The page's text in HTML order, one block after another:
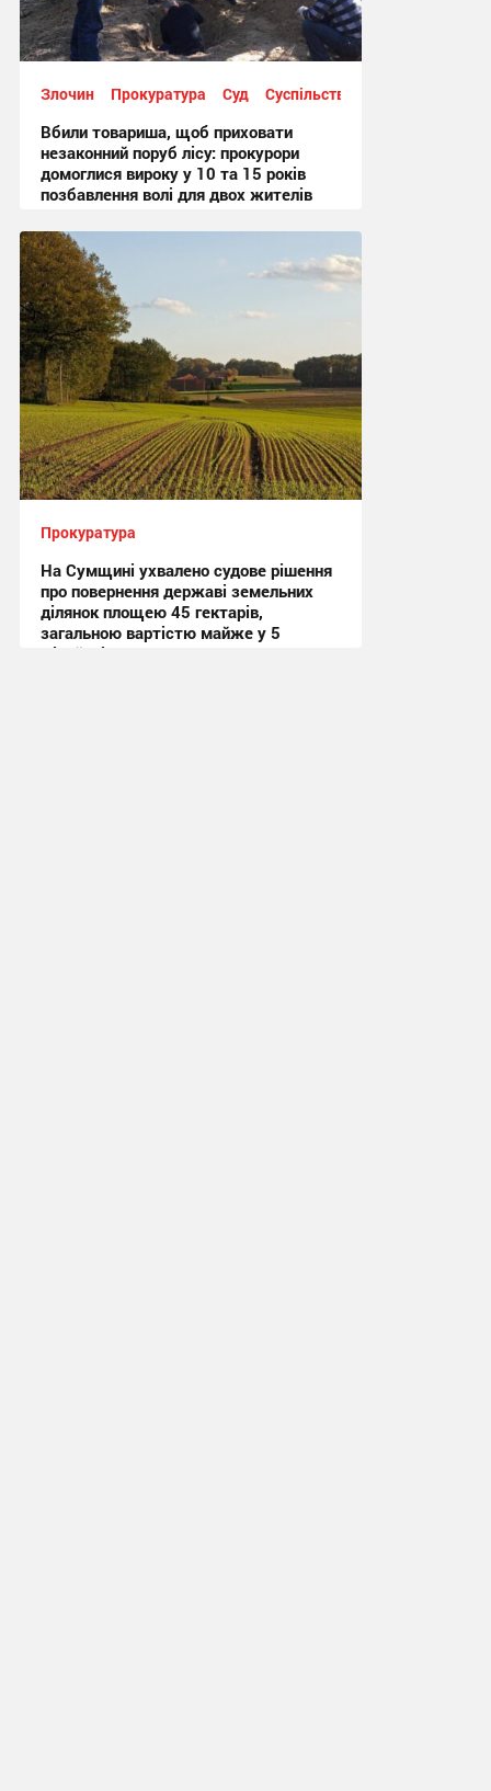
Злочин Прокуратура Суд Суспільство
Вбили товариша, щоб приховати
незаконний поруб лісу: прокурори
домоглися вироку у 10 та 15 років
позбавлення волі для двох жителів
14:47, 3.08.2026
Прокуратура
На Сумщині ухвалено судове рішення
про повернення державі земельних
ділянок площею 45 гектарів,
загальною вартістю майже у 5
мільйонів гривень